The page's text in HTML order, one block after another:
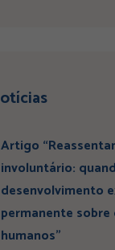
Artigo
involuntário:
desenvolvimento
permanente
humanos”